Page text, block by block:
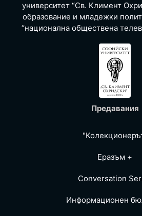
университет “Св. Климент
образование и младежки
“национална обществена
Предавания
Еразъм +
Conversation
Информационен